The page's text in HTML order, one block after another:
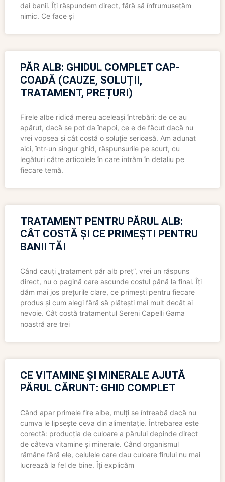
dai banii. Îți răspundem direct, fără să înfrumusețăm
nimic. Ce face și
PĂR ALB: GHIDUL COMPLET CAP-
COADĂ (CAUZE, SOLUȚII,
TRATAMENT, PREȚURI)
Firele albe ridică mereu aceleași întrebări: de ce au
apărut, dacă se pot da înapoi, ce e de făcut dacă nu
vrei vopsea și cât costă o soluție serioasă. Am adunat
aici, într-un singur ghid, răspunsurile pe scurt, cu
legături către articolele în care intrăm în detaliu pe
fiecare temă.
TRATAMENT PENTRU PĂRUL ALB:
CÂT COSTĂ ȘI CE PRIMEȘTI PENTRU
BANII TĂI
Când cauți „tratament păr alb preț”, vrei un răspuns
direct, nu o pagină care ascunde costul până la final. Îți
dăm mai jos prețurile clare, ce primești pentru fiecare
produs și cum alegi fără să plătești mai mult decât ai
nevoie. Cât costă tratamentul Sereni Capelli Gama
noastră are trei
CE VITAMINE ȘI MINERALE AJUTĂ
PĂRUL CĂRUNT: GHID COMPLET
Când apar primele fire albe, mulți se întreabă dacă nu
cumva le lipsește ceva din alimentație. Întrebarea este
corectă: producția de culoare a părului depinde direct
de câteva vitamine și minerale. Când organismul
rămâne fără ele, celulele care dau culoare firului nu mai
lucrează la fel de bine. Îți explicăm